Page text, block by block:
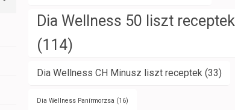
Dia Wellness 50 liszt receptek
(114)
Dia Wellness CH Minusz liszt receptek (33)
Dia Wellness Panírmorzsa (16)